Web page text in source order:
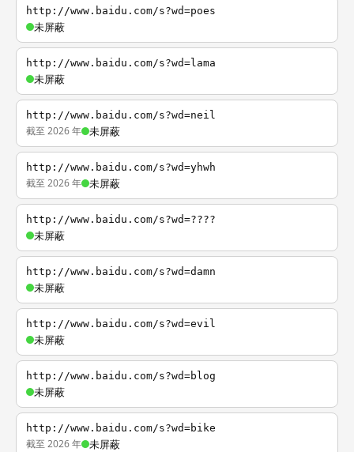
http://www.baidu.com/s?wd=poes
未屏蔽
http://www.baidu.com/s?wd=lama
未屏蔽
http://www.baidu.com/s?wd=neil
截至 2026 年 未屏蔽
http://www.baidu.com/s?wd=yhwh
截至 2026 年 未屏蔽
http://www.baidu.com/s?wd=????
未屏蔽
http://www.baidu.com/s?wd=damn
未屏蔽
http://www.baidu.com/s?wd=evil
未屏蔽
http://www.baidu.com/s?wd=blog
未屏蔽
http://www.baidu.com/s?wd=bike
截至 2026 年 未屏蔽